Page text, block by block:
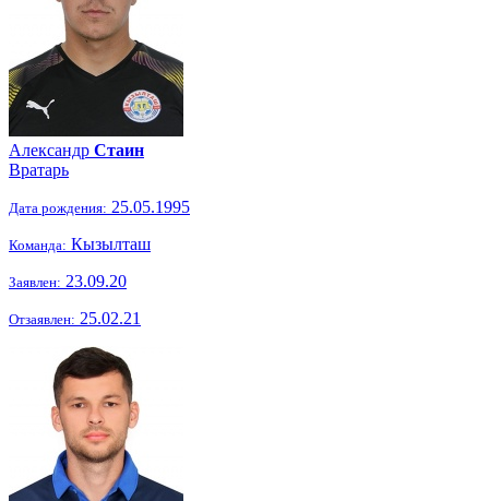
Александр Стаин
Вратарь
Дата рождения: 25.05.1995
Команда: Кызылташ
Заявлен: 23.09.20
Отзаявлен: 25.02.21